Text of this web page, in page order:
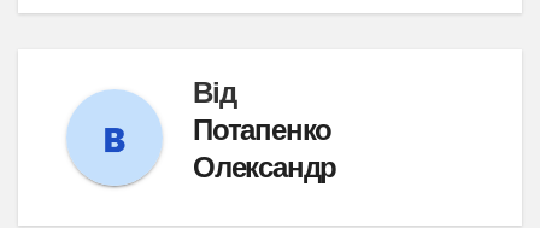
Від
Потапенко
Олександр